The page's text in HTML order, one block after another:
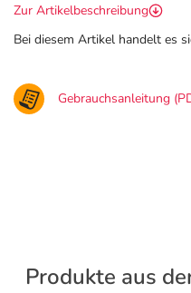
Zur Artikelbeschreibung
Bei diesem Artikel handelt es
Gebrauchsanleitung
Produkte aus